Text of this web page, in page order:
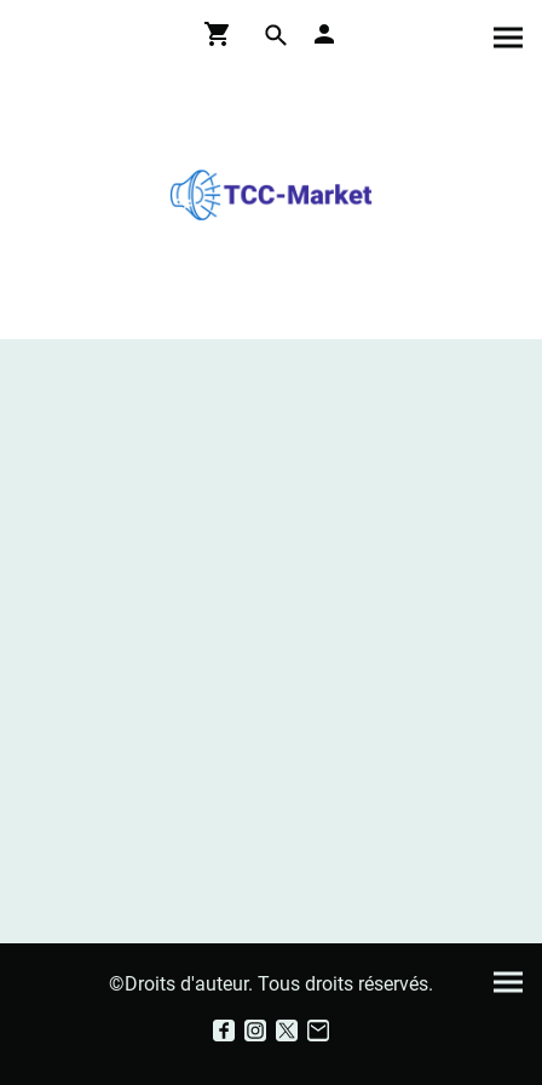
©Droits d'auteur. Tous droits réservés.